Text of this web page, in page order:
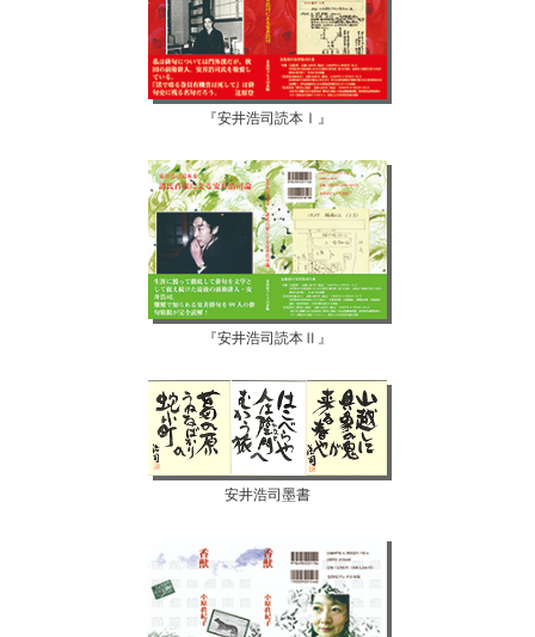
『安井浩司読本Ⅰ』
『安井浩司読本Ⅱ』
安井浩司墨書